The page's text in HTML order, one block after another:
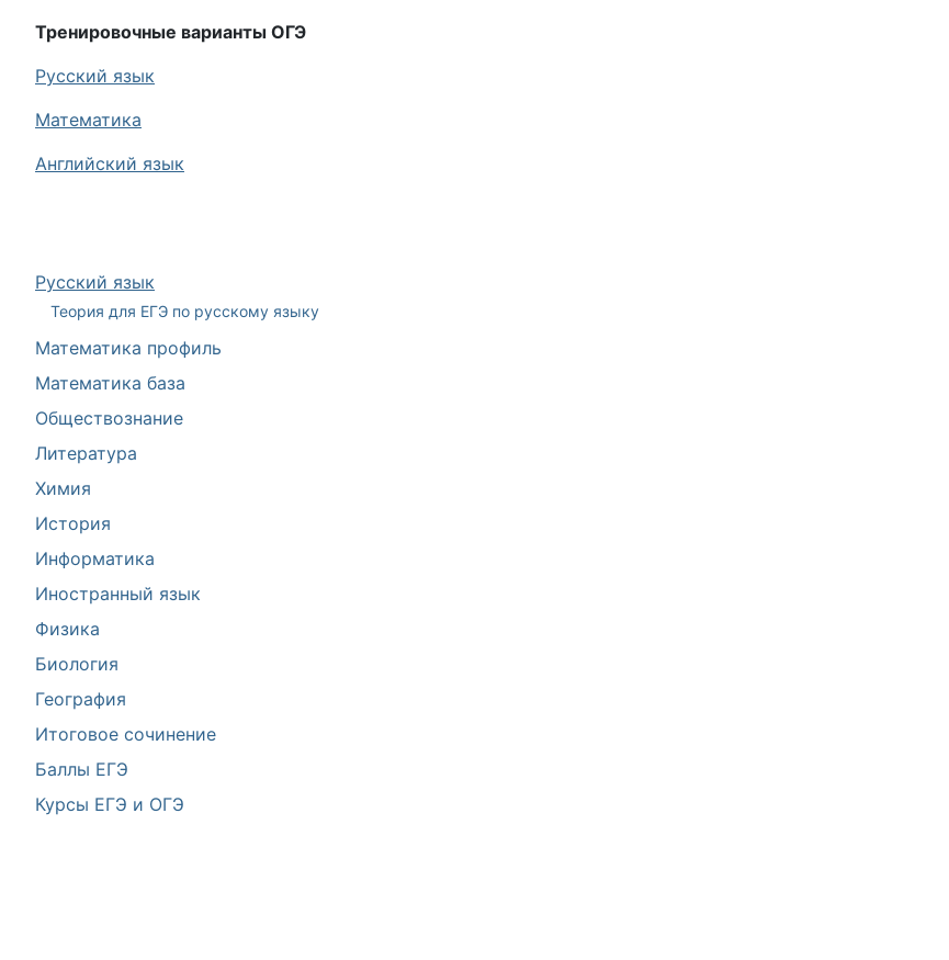
Русский язык
Теория для ЕГЭ по русскому языку
Математика профиль
Математика база
Обществознание
Литература
Химия
История
Информатика
Иностранный язык
Физика
Биология
География
Итоговое сочинение
Баллы ЕГЭ
Курсы ЕГЭ и ОГЭ
Тренировочные варианты ОГЭ
Русский язык
Математика
Английский язык